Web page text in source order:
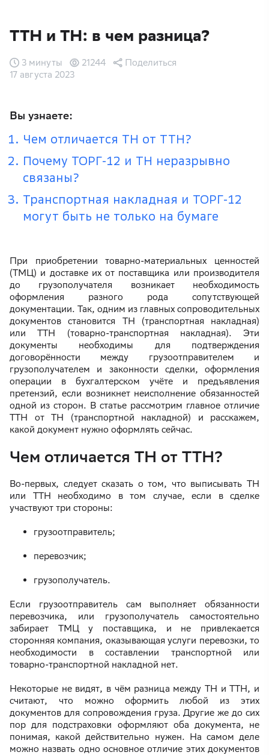
ТТН и ТН: в чем разница?
17 августа 2023
3 минуты 21244 Поделиться
Вы узнаете:
Чем отличается ТН от ТТН?
Почему ТОРГ-12 и ТН неразрывно
связаны?
Транспортная накладная и ТОРГ-12
могут быть не только на бумаге
При приобретении товарно-материальных ценностей
(ТМЦ) и доставке их от поставщика или производителя
до грузополучателя возникает необходимость
оформления разного рода сопутствующей
документации. Так, одним из главных сопроводительных
документов становится ТН (транспортная накладная)
или ТТН (товарно-транспортная накладная). Эти
документы необходимы для подтверждения
договорённости между грузоотправителем и
грузополучателем и законности сделки, оформления
операции в бухгалтерском учёте и предъявления
претензий, если возникнет неисполнение обязанностей
одной из сторон. В статье рассмотрим главное отличие
ТТН от ТН (транспортной накладной) и расскажем,
какой документ нужно оформлять сейчас.
Чем отличается ТН от ТТН?
Во-первых, следует сказать о том, что выписывать ТН
или ТТН необходимо в том случае, если в сделке
участвуют три стороны:
грузоотправитель;
перевозчик;
грузополучатель.
Если грузоотправитель сам выполняет обязанности
перевозчика, или грузополучатель самостоятельно
забирает ТМЦ у поставщика, и не привлекается
сторонняя компания, оказывающая услуги перевозки, то
необходимости в составлении транспортной или
товарно-транспортной накладной нет.
Некоторые не видят, в чём разница между ТН и ТТН, и
считают, что можно оформить любой из этих
документов для сопровождения груза. Другие же до сих
пор для подстраховки оформляют оба документа, не
понимая, какой действительно нужен. На самом деле
можно назвать одно основное отличие этих документов